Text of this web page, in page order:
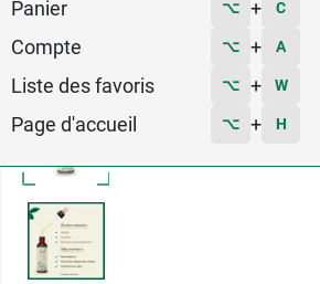
Panier ⌥ + C
Compte ⌥ + A
Liste des favoris ⌥ + W
Page d'accueil ⌥ + H